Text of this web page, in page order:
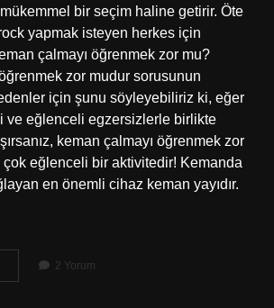
bir seçim haline getirir. Öte
yapmak isteyen herkes için
çalmayı öğrenmek zor mu?
zor mudur sorusunun
için şunu söyleyebiliriz ki, eğer
ve eğlenceli egzersizlerle birlikte
keman çalmayı öğrenmek zor
eğlenceli bir aktivitedir! Kemanda
en önemli cihaz keman yayıdır.
Mı
2 Yorum